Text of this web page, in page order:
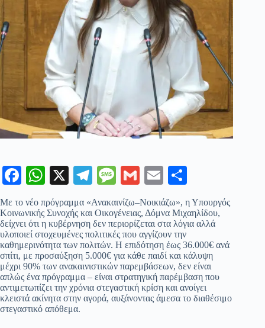
Fa
ce
bo
ok
W
ha
ts
A
pp
X
Te
le
gr
a
m
M
es
sa
ge
G
m
ail
E
m
ail
οι
ρ
α
στ
εί
τε
Με το νέο πρόγραμμα «Ανακαινίζω–Νοικιάζω», η Υπουργός
Κοινωνικής Συνοχής και Οικογένειας, Δόμνα Μιχαηλίδου,
δείχνει ότι η κυβέρνηση δεν περιορίζεται στα λόγια αλλά
υλοποιεί στοχευμένες πολιτικές που αγγίζουν την
καθημερινότητα των πολιτών. Η επιδότηση έως 36.000€ ανά
σπίτι, με προσαύξηση 5.000€ για κάθε παιδί και κάλυψη
μέχρι 90% των ανακαινιστικών παρεμβάσεων, δεν είναι
απλώς ένα πρόγραμμα – είναι στρατηγική παρέμβαση που
αντιμετωπίζει την χρόνια στεγαστική κρίση και ανοίγει
κλειστά ακίνητα στην αγορά, αυξάνοντας άμεσα το διαθέσιμο
στεγαστικό απόθεμα.